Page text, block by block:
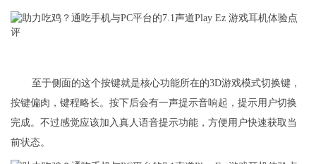
至于侧面的这个按键就是核心功能所在的3D游戏模式切换键，
按键偏肉，键程略长。按下后会有一声提示音响起，提示用户切换
完成。不过感觉应该加入真人语音提示功能，方便用户快速获取当
前状态。